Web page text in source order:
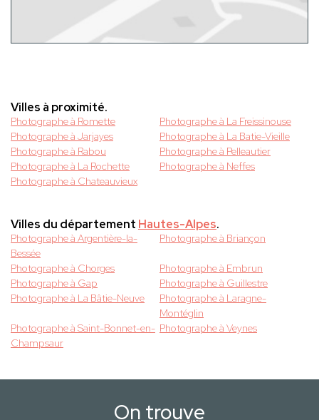
Villes à proximité.
Photographe à Romette
Photographe à La Freissinouse
Photographe à Jarjayes
Photographe à La Batie-Vieille
Photographe à Rabou
Photographe à Pelleautier
Photographe à La Rochette
Photographe à Neffes
Photographe à Chateauvieux
Villes du département Hautes-Alpes.
Photographe à Argentière-la-
Bessée
Photographe à Briançon
Photographe à Chorges
Photographe à Embrun
Photographe à Gap
Photographe à Guillestre
Photographe à La Bâtie-Neuve
Photographe à Laragne-
Montéglin
Photographe à Saint-Bonnet-en-
Champsaur
Photographe à Veynes
On trouve